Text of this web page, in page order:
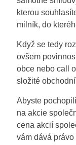
kterou
milník, do
Když se tedy
ovšem
obce nebo call
složité
Abyste
na akcie
cena akcií
vám dává